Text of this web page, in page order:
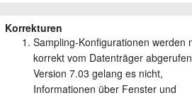
Korrekturen
Sampling-Konfigurationen werden
korrekt vom Datenträger
Version 7.03 gelang es nicht,
Informationen über Fenster und